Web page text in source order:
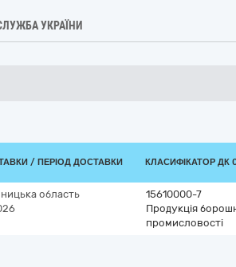
УКРАЇНИ
/ ПЕРІОД ДОСТАВКИ КЛАСИФІКАТОР ДК
область
15610000-7
Продукція
промисловості